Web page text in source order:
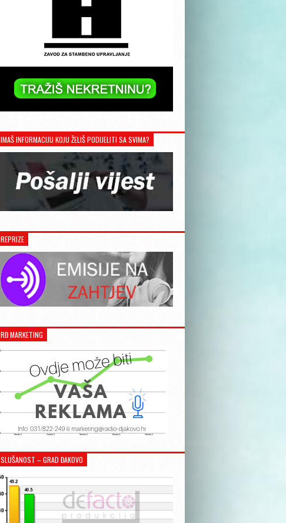
IMAŠ INFORMACIJU KOJU ŽELIŠ PODIJELITI SA SVIMA?
REPRIZE
RĐ MARKETING
SLUŠANOST – GRAD ĐAKOVO